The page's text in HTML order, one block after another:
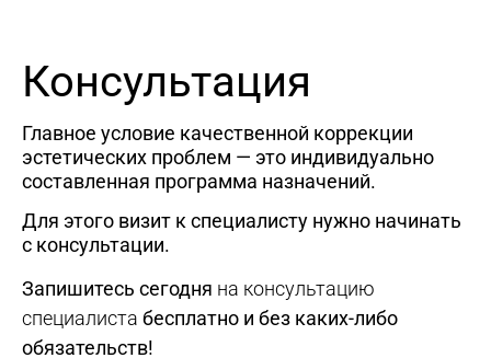
Консультация
Главное условие качественной коррекции
эстетических проблем — это индивидуально
составленная программа назначений.
Для этого визит к специалисту нужно начинать
с консультации.
Запишитесь сегодня на консультацию
специалиста бесплатно и без каких-либо
обязательств!